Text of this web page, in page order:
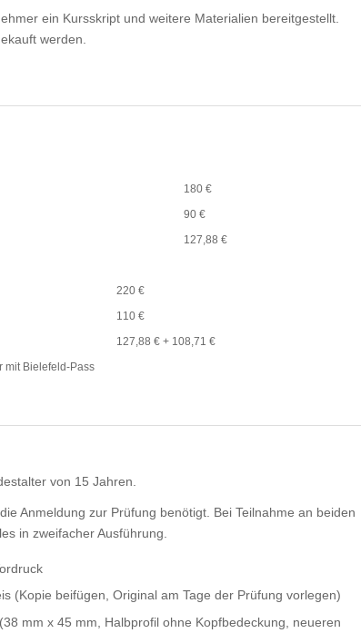
ein Kursskript und weitere Materialien bereitgestellt.
werden.
180 €
90 €
127,88 €
220 €
110 €
127,88 € + 108,71 €
mit Bielefeld-Pass
von 15 Jahren.
Anmeldung zur Prüfung benötigt. Bei Teilnahme an beiden
in zweifacher Ausführung.
(Kopie beifügen, Original am Tage der Prüfung vorlegen)
mm x 45 mm, Halbprofil ohne Kopfbedeckung, neueren